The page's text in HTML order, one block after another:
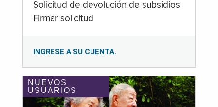
Solicitud de devolución de subsidios
Firmar solicitud
INGRESE A SU CUENTA.
NUEVOS
USUARIOS